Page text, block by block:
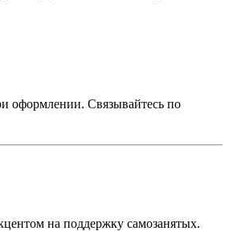
оформлении. Связывайтесь по
на поддержку самозанятых.